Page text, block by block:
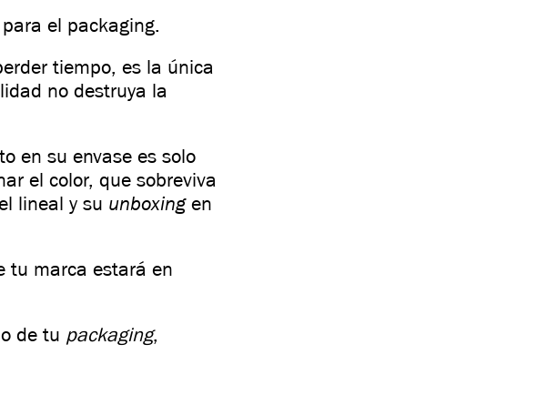
el packaging.
tiempo, es la única
no destruya la
en su envase es solo
el color, que sobreviva
lineal y su unboxingen
tu marca estará en
de tu packaging,